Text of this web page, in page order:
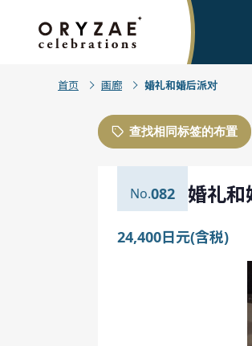
首页 画廊 婚礼和婚后派对
查找相同标签的布置
082 婚礼和
24,400日元(含税)